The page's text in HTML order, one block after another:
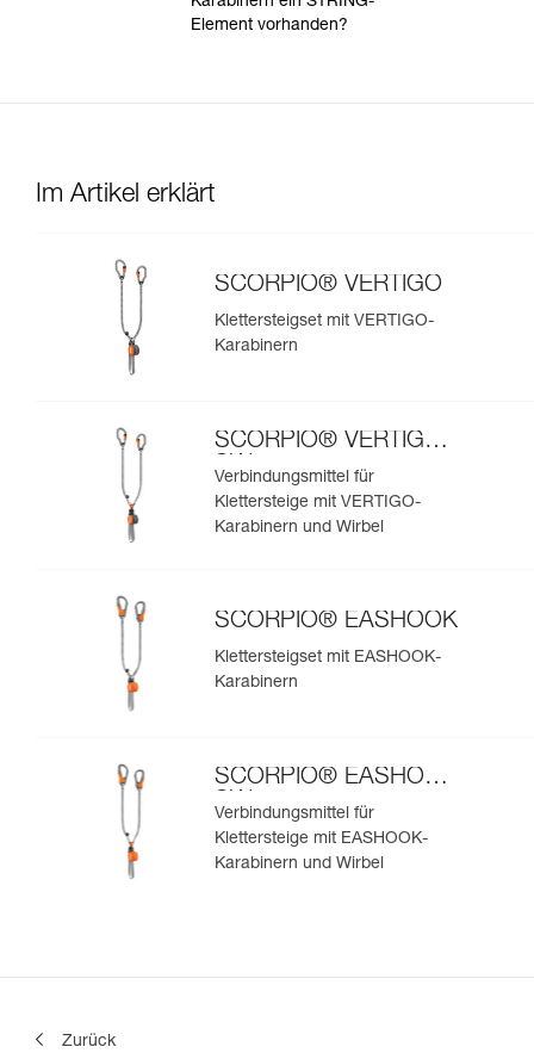
Element vorhanden?
Im Artikel erklärt
SCORPIO® VERTIGO
Klettersteigset mit VERTIGO-
Karabinern
SCORPIO® VERTIGO
SW
Verbindungsmittel für
Klettersteige mit VERTIGO-
Karabinern und Wirbel
SCORPIO® EASHOOK
Klettersteigset mit EASHOOK-
Karabinern
SCORPIO® EASHOOK
SW
Verbindungsmittel für
Klettersteige mit EASHOOK-
Karabinern und Wirbel
Zurück